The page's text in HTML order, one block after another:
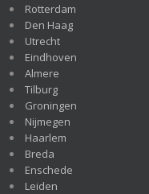
Rotterdam
Den Haag
Utrecht
Eindhoven
Almere
Tilburg
Groningen
Nijmegen
Haarlem
Breda
Enschede
Leiden